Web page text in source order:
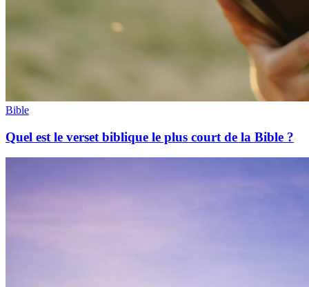
Bible
Quel est le verset biblique le plus court de la Bible ?